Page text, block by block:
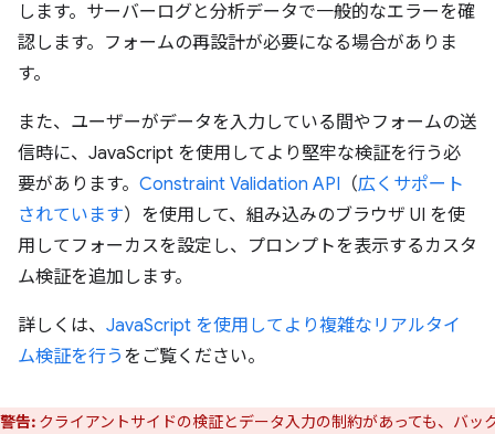
します。サーバーログと分析データで一般的なエラーを確
認します。フォームの再設計が必要になる場合がありま
す。
また、ユーザーがデータを入力している間やフォームの送
信時に、JavaScript を使用してより堅牢な検証を行う必
要があります。 Constraint Validation API （広くサポート
されています）を使用して、組み込みのブラウザ UI を使
用してフォーカスを設定し、プロンプトを表示するカスタ
ム検証を追加します。
詳しくは、 JavaScript を使用してより複雑なリアルタイ
ム検証を行う をご覧ください。
警告: クライアントサイドの検証とデータ入力の制約があっても、バッ